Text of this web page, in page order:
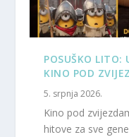
POSUŠKO LITO:
KINO POD
5. srpnja 2026.
Kino pod
hitove za sve